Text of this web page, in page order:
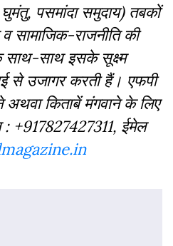
पसमांदा समुदाय) तबकों
सामाजिक-राजनीति की
साथ इसके सूक्ष्म
से उजागर करती हैं। एफपी
किताबें मंगवाने के लिए
: +917827427311, ईमेल